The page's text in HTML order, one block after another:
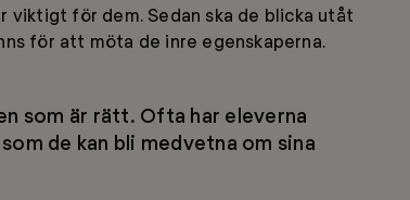
viktigt för dem. Sedan ska de blicka utåt
för att möta de inre egenskaperna.
som är rätt. Ofta har eleverna
de kan bli medvetna om sina